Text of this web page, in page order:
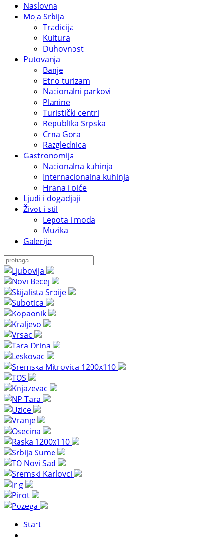
Naslovna
Moja Srbija
Tradicija
Kultura
Duhovnost
Putovanja
Banje
Etno turizam
Nacionalni parkovi
Planine
Turistički centri
Republika Srpska
Crna Gora
Razglednica
Gastronomija
Nacionalna kuhinja
Internacionalna kuhinja
Hrana i piće
Ljudi i dogadjaji
Život i stil
Lepota i moda
Muzika
Galerije
Start